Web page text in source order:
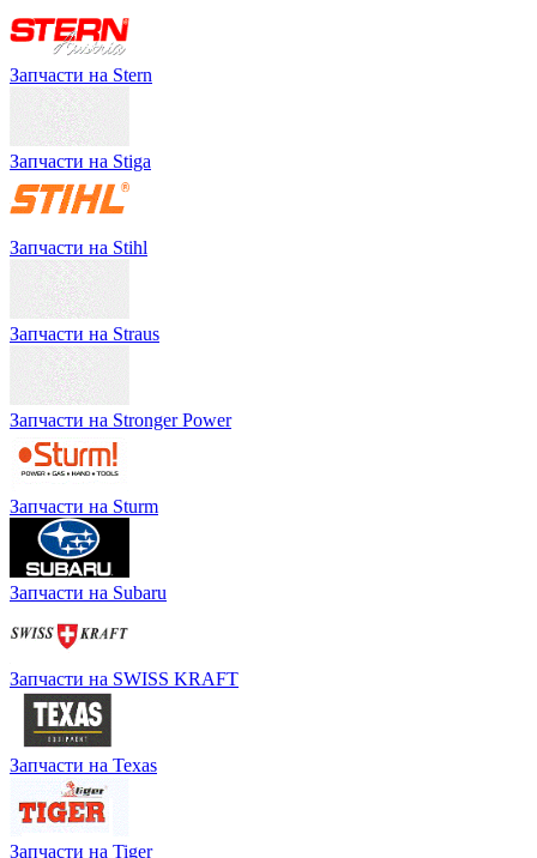
Запчасти на Stern
Запчасти на Stiga
Запчасти на Stihl
Запчасти на Straus
Запчасти на Stronger Power
Запчасти на Sturm
Запчасти на Subaru
Запчасти на SWISS KRAFT
Запчасти на Texas
Запчасти на Tiger